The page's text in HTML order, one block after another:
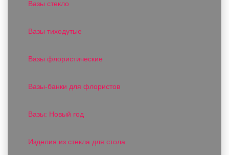
Вазы стекло
Вазы тиходутые
Вазы флористические
Вазы-банки для флористов
Вазы: Новый год
Изделия из стекла для стола